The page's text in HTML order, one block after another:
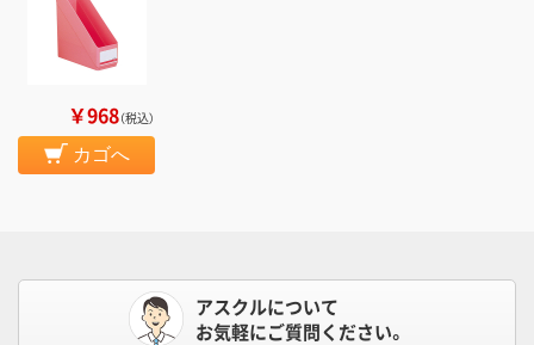
￥968（税込）
カゴへ
アスクルについて
お気軽にご質問ください。